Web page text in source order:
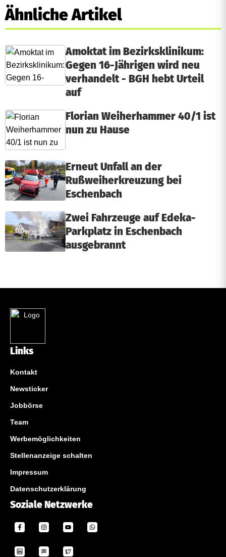
Ähnliche Artikel
Amoktat im Bezirksklinikum:
Gegen 16-Jährigen wird neu
verhandelt - BGH hebt Urteil
auf
Florian Weiherhammer 40/1 ist
nun zu Hause
Erneut Unfall an der
Rußweiherkreuzung bei
Eschenbach
Zwei Fahrzeuge auf Edeka-
Parkplatz in Eschenbach
ausgebrannt
Links
Kontakt
Newsticker
Jobbörse
Team
Werbemöglichkeiten
Stellenanzeige schalten
Impressum
Datenschutzerklärung
Soziale Netzwerke